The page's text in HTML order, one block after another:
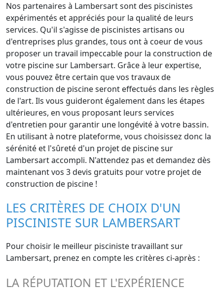
Nos partenaires à Lambersart sont des piscinistes
expérimentés et appréciés pour la qualité de leurs
services. Qu'il s'agisse de piscinistes artisans ou
d'entreprises plus grandes, tous ont à coeur de vous
proposer un travail impeccable pour la construction de
votre piscine sur Lambersart. Grâce à leur expertise,
vous pouvez être certain que vos travaux de
construction de piscine seront effectués dans les règles
de l'art. Ils vous guideront également dans les étapes
ultérieures, en vous proposant leurs services
d'entretien pour garantir une longévité à votre bassin.
En utilisant à notre plateforme, vous choisissez donc la
sérénité et l'sûreté d'un projet de piscine sur
Lambersart accompli. N'attendez pas et demandez dès
maintenant vos 3 devis gratuits pour votre projet de
construction de piscine !
LES CRITÈRES DE CHOIX D'UN
PISCINISTE SUR LAMBERSART
Pour choisir le meilleur pisciniste travaillant sur
Lambersart, prenez en compte les critères ci-après :
LA RÉPUTATION ET L'EXPÉRIENCE